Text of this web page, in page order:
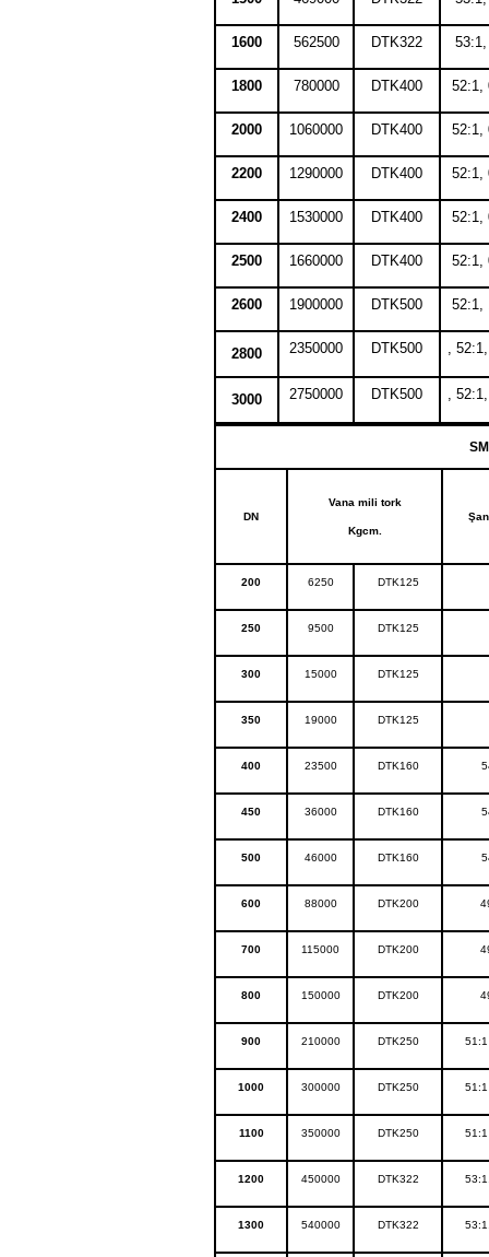
1600 562500 DTK322
1800 780000 DTK400 52:1,
2000 1060000 DTK400 52:1,
2200 1290000 DTK400 52:1,
2400 1530000 DTK400 52:1,
2500 1660000 DTK400 52:1,
2600 1900000 DTK500 52:1,
2800 2350000 DTK500 ,
3000 2750000 DTK500 ,
DN
Vana mili tork
Kgcm.
200 6250 DTK125
250 9500 DTK125
300 15000 DTK125
350 19000 DTK125
400 23500 DTK160
450 36000 DTK160
500 46000 DTK160
600 88000 DTK200
700 115000 DTK200
800 150000 DTK200
900 210000 DTK250
1000 300000 DTK250
1100 350000 DTK250
1200 450000 DTK322
1300 540000 DTK322